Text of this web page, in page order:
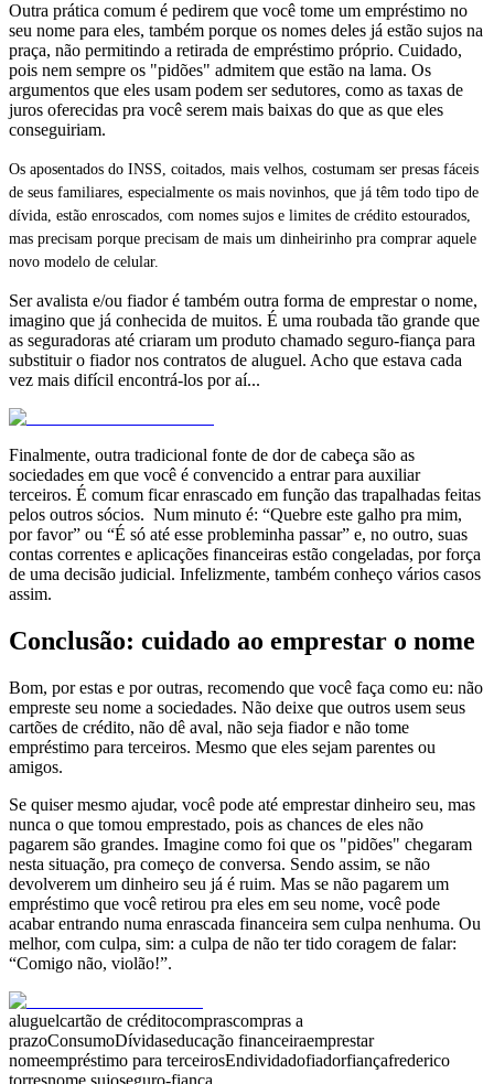
Outra prática comum é pedirem que você tome um empréstimo no
seu nome para eles, também porque os nomes deles já estão sujos na
praça, não permitindo a retirada de empréstimo próprio. Cuidado,
pois nem sempre os "pidões" admitem que estão na lama. Os
argumentos que eles usam podem ser sedutores, como as taxas de
juros oferecidas pra você serem mais baixas do que as que eles
conseguiriam.
Os aposentados do INSS, coitados, mais velhos, costumam ser presas fáceis
de seus familiares, especialmente os mais novinhos, que já têm todo tipo de
dívida, estão enroscados, com nomes sujos e limites de crédito estourados,
mas precisam porque precisam de mais um dinheirinho pra comprar aquele
novo modelo de celular.
Ser avalista e/ou fiador é também outra forma de emprestar o nome,
imagino que já conhecida de muitos. É uma roubada tão grande que
as seguradoras até criaram um produto chamado seguro-fiança para
substituir o fiador nos contratos de aluguel. Acho que estava cada
vez mais difícil encontrá-los por aí...
Finalmente, outra tradicional fonte de dor de cabeça são as
sociedades em que você é convencido a entrar para auxiliar
terceiros. É comum ficar enrascado em função das trapalhadas feitas
pelos outros sócios. Num minuto é: “Quebre este galho pra mim,
por favor” ou “É só até esse probleminha passar” e, no outro, suas
contas correntes e aplicações financeiras estão congeladas, por força
de uma decisão judicial. Infelizmente, também conheço vários casos
assim.
Conclusão: cuidado ao emprestar o nome
Bom, por estas e por outras, recomendo que você faça como eu: não
empreste seu nome a sociedades. Não deixe que outros usem seus
cartões de crédito, não dê aval, não seja fiador e não tome
empréstimo para terceiros. Mesmo que eles sejam parentes ou
amigos.
Se quiser mesmo ajudar, você pode até emprestar dinheiro seu, mas
nunca o que tomou emprestado, pois as chances de eles não
pagarem são grandes. Imagine como foi que os "pidões" chegaram
nesta situação, pra começo de conversa. Sendo assim, se não
devolverem um dinheiro seu já é ruim. Mas se não pagarem um
empréstimo que você retirou pra eles em seu nome, você pode
acabar entrando numa enrascada financeira sem culpa nenhuma. Ou
melhor, com culpa, sim: a culpa de não ter tido coragem de falar:
“Comigo não, violão!”.
aluguelcartão de créditocomprascompras a
prazoConsumoDívidaseducação financeiraemprestar
nomeempréstimo para terceirosEndividadofiadorfiançafrederico
torresnome sujoseguro-fiança